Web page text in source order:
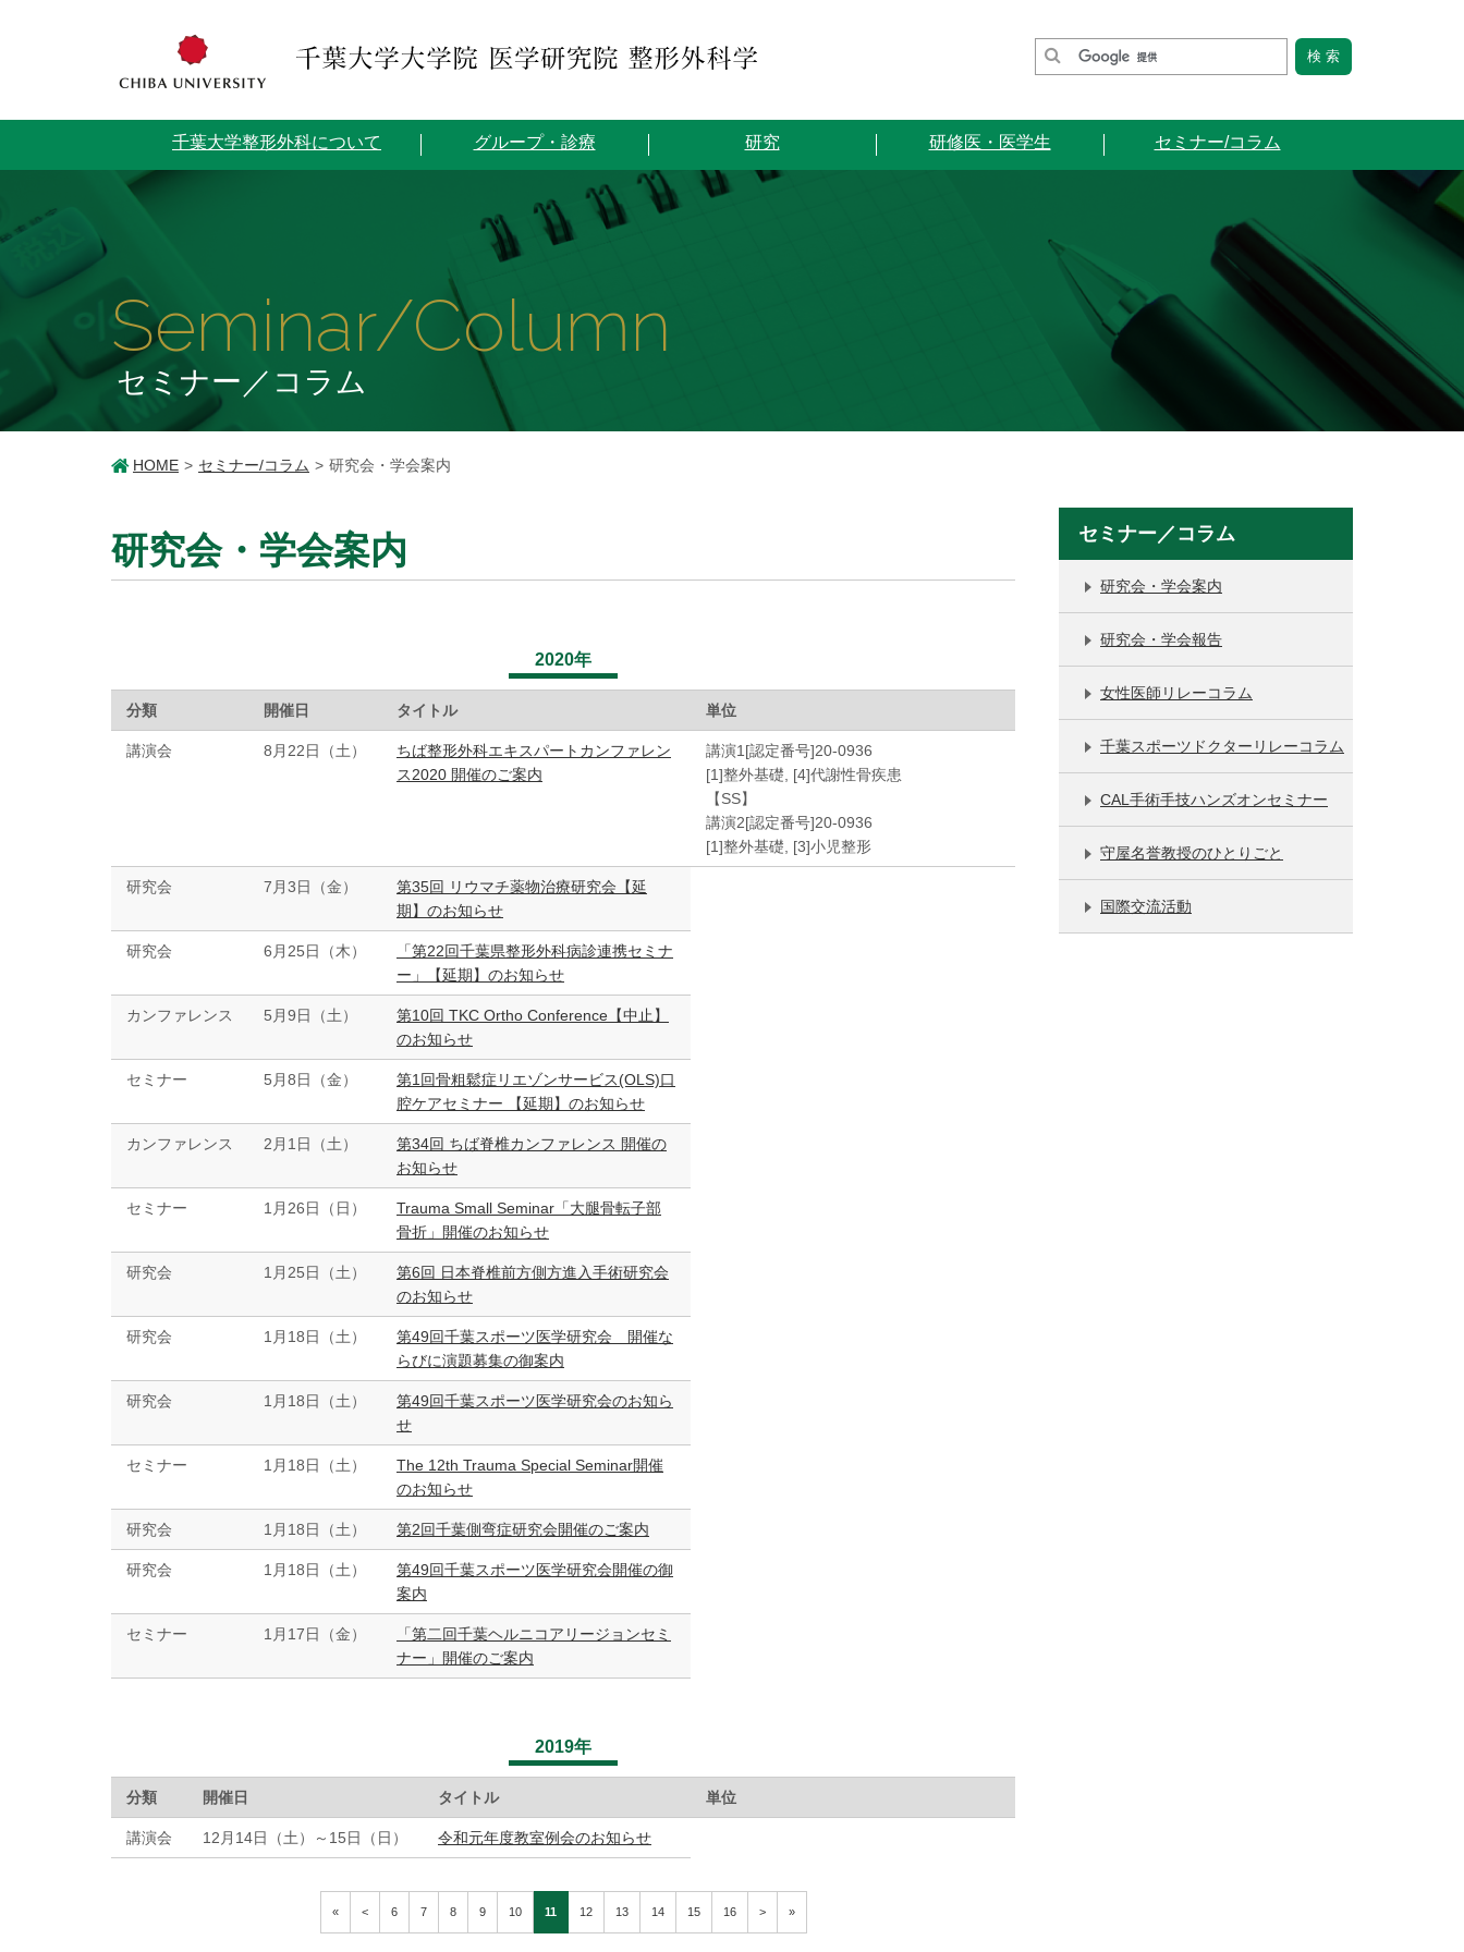
千葉大学整形外科について グループ・診療 研究 研修医・医学生 セミナー/コラム
Seminar/Column
セミナー／コラム
HOME セミナー/コラム 研究会・学会案内
研究会・学会案内
2020年
分類 開催日 タイトル 単位
講演会 8月22日（土）
ちば整形外科エキスパートカンファレン
ス2020 開催のご案内
講演1[認定番号]20-0936
[1]整外基礎, [4]代謝性骨疾患
【SS】
講演2[認定番号]20-0936
[1]整外基礎, [3]小児整形
研究会 7月3日（金）
第35回 リウマチ薬物治療研究会【延
期】のお知らせ
研究会 6月25日（木）
「第22回千葉県整形外科病診連携セミナ
ー」【延期】のお知らせ
カンファレンス 5月9日（土）
第10回 TKC Ortho Conference【中止】
のお知らせ
セミナー 5月8日（金）
第1回骨粗鬆症リエゾンサービス(OLS)口
腔ケアセミナー 【延期】のお知らせ
カンファレンス 2月1日（土）
第34回 ちば脊椎カンファレンス 開催の
お知らせ
セミナー 1月26日（日）
Trauma Small Seminar「大腿骨転子部
骨折」開催のお知らせ
研究会 1月25日（土）
第6回 日本脊椎前方側方進入手術研究会
のお知らせ
研究会 1月18日（土）
第49回千葉スポーツ医学研究会 開催な
らびに演題募集の御案内
研究会 1月18日（土）
第49回千葉スポーツ医学研究会のお知ら
せ
セミナー 1月18日（土）
The 12th Trauma Special Seminar開催
のお知らせ
研究会 1月18日（土） 第2回千葉側弯症研究会開催のご案内
研究会 1月18日（土）
第49回千葉スポーツ医学研究会開催の御
案内
セミナー 1月17日（金）
「第二回千葉ヘルニコアリージョンセミ
ナー」開催のご案内
2019年
分類 開催日 タイトル 単位
講演会 12月14日（土）～15日（日） 令和元年度教室例会のお知らせ
« < 6 7 8 9 10 11 12 13 14 15 16 > »
セミナー／コラム
研究会・学会案内
研究会・学会報告
女性医師リレーコラム
千葉スポーツドクターリレーコラム
CAL手術手技ハンズオンセミナー
守屋名誉教授のひとりごと
国際交流活動